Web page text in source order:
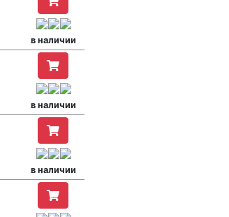
в наличии
в наличии
в наличии